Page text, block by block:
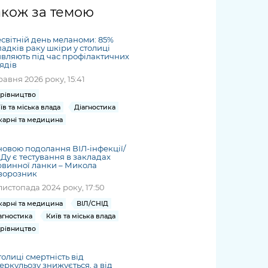
Безбар'єрність
Київська міська військова
адміністрація
Портал послуг
Міський застосунок Київ
Цифровий
Важливе під час
воєнного стану
міській військовій
адміністрації
«Ініціатива
«Партнерство
«Відкритий Уряд» –
місцевий рівень»
Важливе під час
дій чи
дашборди
та
/
журналіст
ський
Submitting
a media
request
for mass
за темою
день меланоми: 85%
раку шкіри у столиці
під час профілактичних
2026 року, 15:41
та міська влада
Діагностика
та медицина
подолання ВІЛ-інфекції/
є тестування в закладах
ланки – Микола
2024 року, 17:50
та медицина
ВІЛ/СНІД
Київ та міська влада
смертність від
знижується, а від